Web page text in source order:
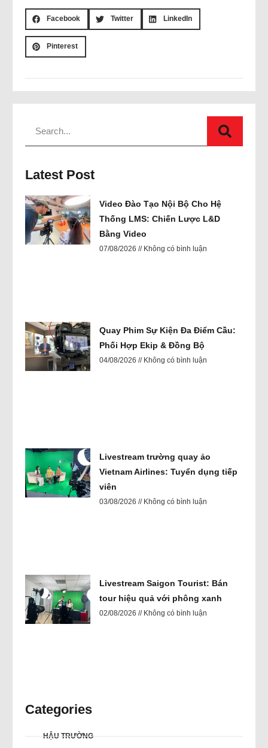
Facebook Twitter LinkedIn
Pinterest
Latest Post
Video Đào Tạo Nội Bộ Cho Hệ
Thống LMS: Chiến Lược L&D
Bằng Video
07/08/2026 Không có bình luận
Quay Phim Sự Kiện Đa Điểm Cầu:
Phối Hợp Ekip & Đồng Bộ
04/08/2026 Không có bình luận
Livestream trường quay ảo
Vietnam Airlines: Tuyển dụng tiếp
viên
03/08/2026 Không có bình luận
Livestream Saigon Tourist: Bán
tour hiệu quả với phông xanh
02/08/2026 Không có bình luận
Categories
HẬU TRƯỜNG